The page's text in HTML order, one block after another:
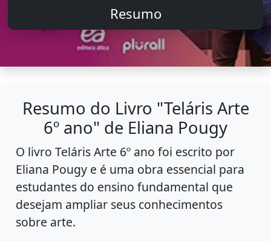
Resumo
Resumo do Livro "Teláris Arte
6º ano" de Eliana Pougy
O livro Teláris Arte 6º ano foi escrito por
Eliana Pougy e é uma obra essencial para
estudantes do ensino fundamental que
desejam ampliar seus conhecimentos
sobre arte.